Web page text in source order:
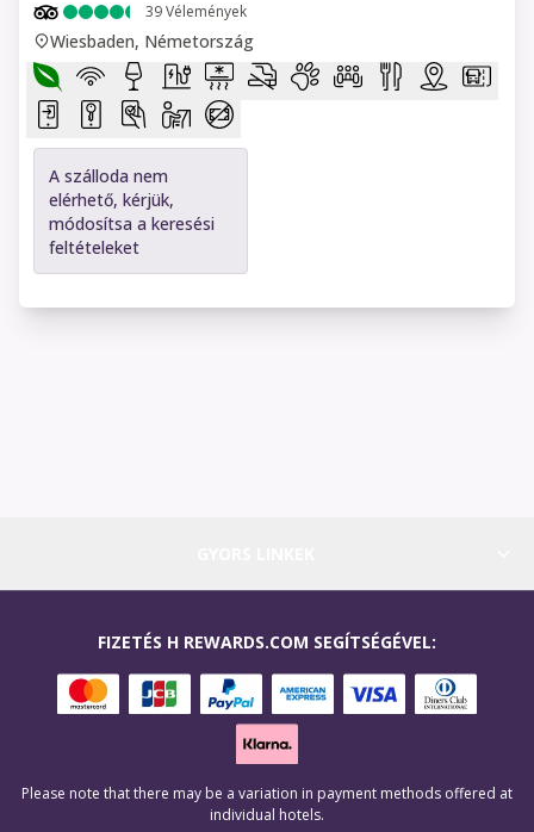
39Vélemények
Wiesbaden, Németország
A szálloda nem
elérhető, kérjük,
módosítsa a keresési
feltételeket
FIZETÉS H REWARDS.COM SEGÍTSÉGÉVEL:
Please note that there may be a variation in payment methods offered at
individual hotels.